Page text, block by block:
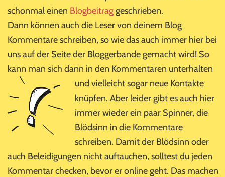
schonmal einen Blogbeitraggeschrieben.
Dann können auch die Leser von deinem Blog
Kommentare schreiben, so wie das auch immer hier bei
uns auf der Seite der Bloggerbande gemacht wird! So
kann man sich dann in den Kommentaren unterhalten
und vielleicht sogar neue Kontakte
knüpfen. Aber leider gibt es auch hier
immer wieder ein paar Spinner, die
Blödsinn in die Kommentare
schreiben. Damit der Blödsinn oder
auch Beleidigungen nicht auftauchen, solltest du jeden
Kommentar checken, bevor er online geht. Das machen